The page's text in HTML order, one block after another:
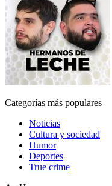
Categorías más populares
Noticias
Cultura y sociedad
Humor
Deportes
True crime